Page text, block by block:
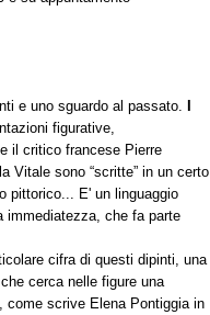
e uno sguardo al passato.
figurative,
il critico francese Pierre
Vitale sono “scritte” in un certo
pittorico... E' un linguaggio
immediatezza, che fa parte
cifra di questi dipinti, una
cerca nelle figure una
come scrive Elena Pontiggia in